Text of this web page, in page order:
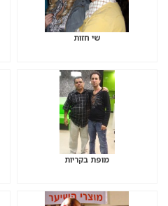
שי חזות
מופת בקריות